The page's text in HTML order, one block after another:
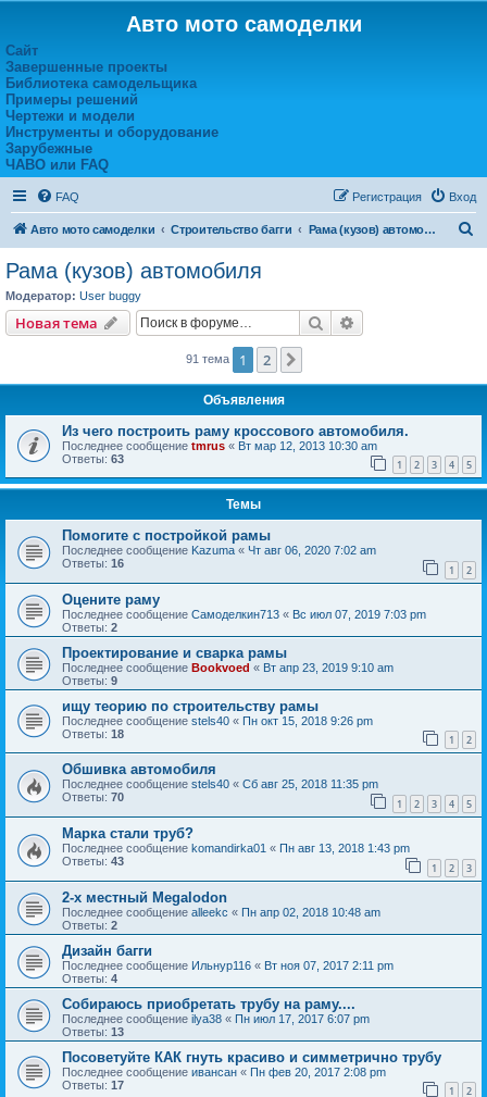
Авто мото самоделки
Сайт
Завершенные проекты
Библиотека самодельщика
Примеры решений
Чертежи и модели
Инструменты и оборудование
Зарубежные
ЧАВО или FAQ
FAQ Вход
Регистрация
Авто мото самоделки Строительство багги Рама (кузов) автомобиля
Рама (кузов) автомобиля
Модератор: User buggy
Новая тема Поиск
91 тема 1 2
Объявления
Из чего построить раму кроссового автомобиля.
Последнее сообщение tmrus « Вт мар 12, 2013 10:30 am
Ответы: 63 1 2 3 4 5
Темы
Помогите с постройкой рамы
Последнее сообщение Kazuma « Чт авг 06, 2020 7:02 am
Ответы: 16 1 2
Оцените раму
Последнее сообщение Самоделкин713 « Вс июл 07, 2019 7:03 pm
Ответы: 2
Проектирование и сварка рамы
Последнее сообщение Bookvoed « Вт апр 23, 2019 9:10 am
Ответы: 9
ищу теорию по строительству рамы
Последнее сообщение stels40 « Пн окт 15, 2018 9:26 pm
Ответы: 18 1 2
Обшивка автомобиля
Последнее сообщение stels40 « Сб авг 25, 2018 11:35 pm
Ответы: 70 1 2 3 4 5
Марка стали труб?
Последнее сообщение komandirka01 « Пн авг 13, 2018 1:43 pm
Ответы: 43 1 2 3
2-х местный Megalodon
Последнее сообщение alleekc « Пн апр 02, 2018 10:48 am
Ответы: 2
Дизайн багги
Последнее сообщение Ильнур116 « Вт ноя 07, 2017 2:11 pm
Ответы: 4
Собираюсь приобретать трубу на раму....
Последнее сообщение ilya38 « Пн июл 17, 2017 6:07 pm
Ответы: 13
Посоветуйте КАК гнуть красиво и симметрично трубу
Последнее сообщение ивансан « Пн фев 20, 2017 2:08 pm
Ответы: 17 1 2